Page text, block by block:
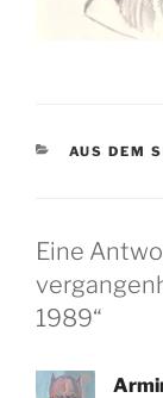
AUS DEM
Eine
1989“